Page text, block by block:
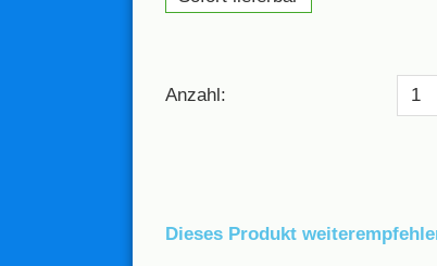
Anzahl:
Dieses Produkt